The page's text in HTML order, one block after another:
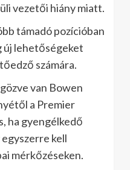
vezetői hiány miatt.
támadó pozícióban
új lehetőségeket
számára.
van Bowen
a Premier
ha gyengélkedő
kell
mérkőzéseken.